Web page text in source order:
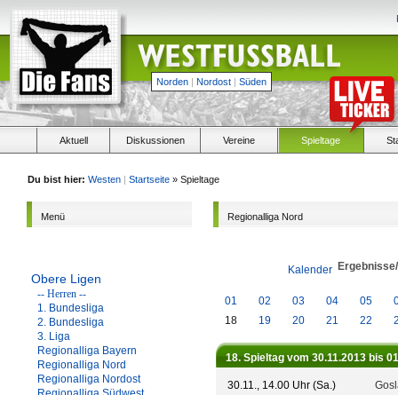
Norden | Nordost | Süden
Aktuell Diskussionen Vereine Spieltage
Du bist hier: Westen | Startseite » Spieltage
Menü
Obere Ligen
-- Herren --
1. Bundesliga
2. Bundesliga
3. Liga
Regionalliga Bayern
Regionalliga Nord
Regionalliga Nordost
Regionalliga Nord
Kalender
01 02 03 04 05
18
19 20 21 22
18. Spieltag vom 30.11.2013 bis
30.11., 14.00 Uhr (Sa.)